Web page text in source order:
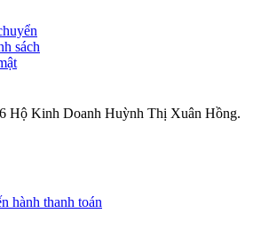
sách
Hộ Kinh Doanh Huỳnh Thị Xuân Hồng.
hành thanh toán